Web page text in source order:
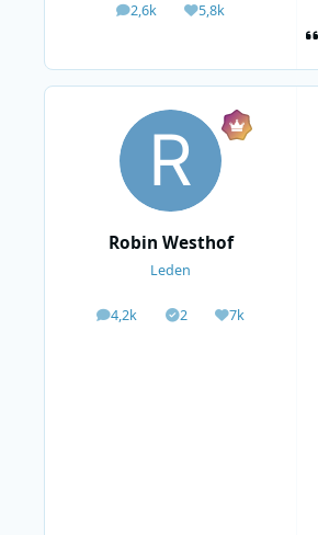
2,6k
berichten5,8k
Waardering
Robin Westhof
Leden
4,2k
berichten2
Solutions7k
Waardering